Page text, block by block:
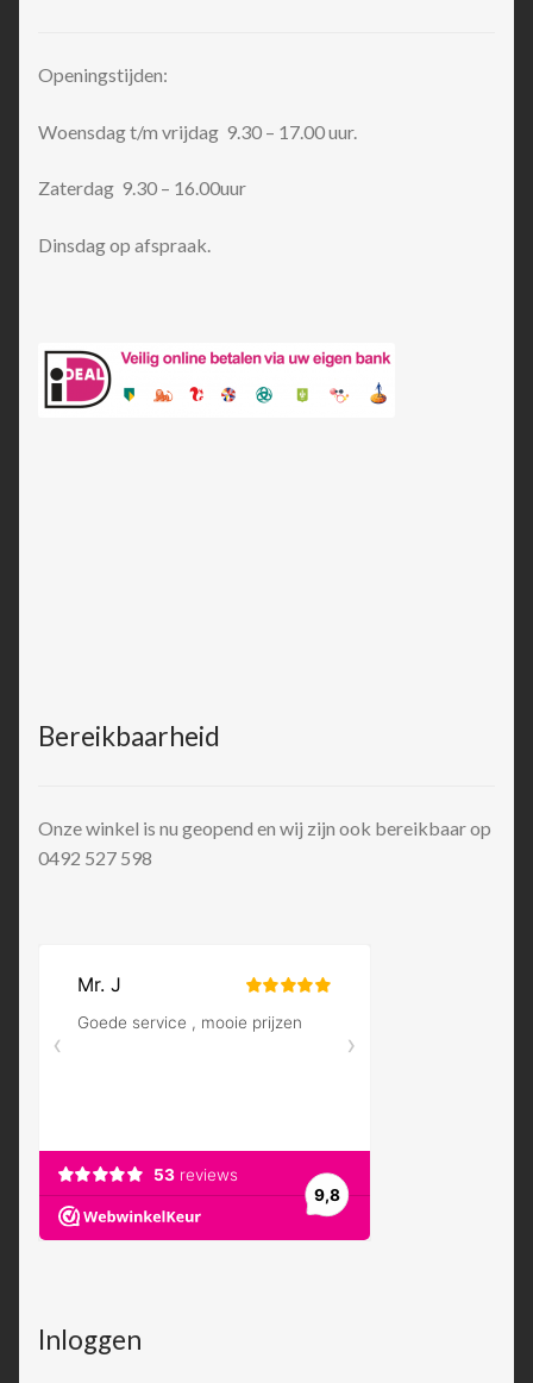
Openingstijden:
Woensdag t/m vrijdag 9.30 – 17.00 uur.
Zaterdag 9.30 – 16.00uur
Dinsdag op afspraak.
Bereikbaarheid
Onze winkel is nu geopend en wij zijn ook bereikbaar op
0492 527 598
Inloggen